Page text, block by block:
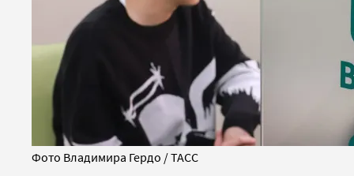
Фото Владимира Гердо / ТАСС